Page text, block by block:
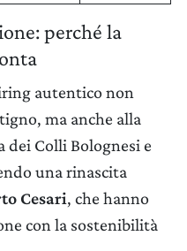
SHOP
perché la
autentico non
ma anche alla
Colli Bolognesi e
una rinascita
Cesari, che hanno
con la sostenibilità